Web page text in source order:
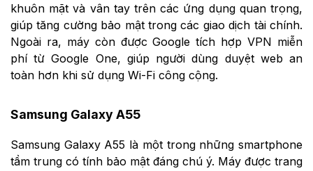
khuôn mặt và vân tay trên các ứng dụng quan trọng,
giúp tăng cường bảo mật trong các giao dịch tài chính.
Ngoài ra, máy còn được Google tích hợp VPN miễn
phí từ Google One, giúp người dùng duyệt web an
toàn hơn khi sử dụng Wi-Fi công cộng.
Samsung Galaxy A55
Samsung Galaxy A55 là một trong những smartphone
tầm trung có tính bảo mật đáng chú ý. Máy được trang